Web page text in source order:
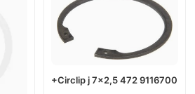
+Circlip j 7x2,5 472 9116700